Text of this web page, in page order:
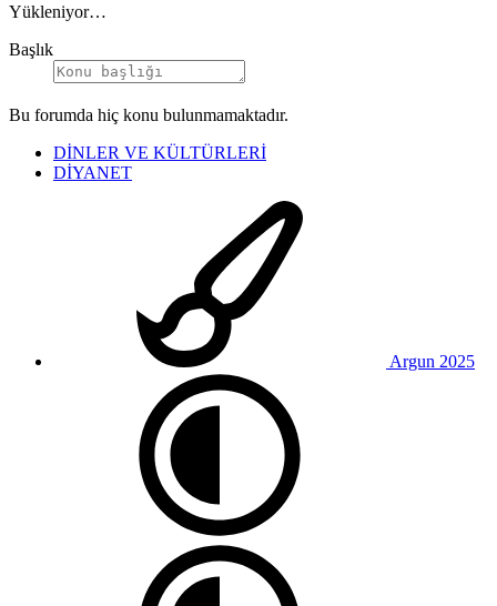
Yükleniyor…
Başlık
Bu forumda hiç konu bulunmamaktadır.
DİNLER VE KÜLTÜRLERİ
DİYANET
Argun 2025